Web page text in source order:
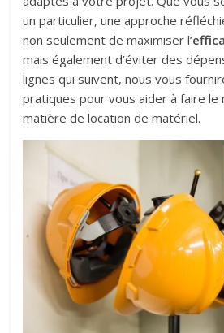
un particulier, une approche
non seulement de maximiser l’
mais également d’éviter des
lignes qui suivent, nous vous
pratiques pour vous aider à faire le
matière de location de matériel.